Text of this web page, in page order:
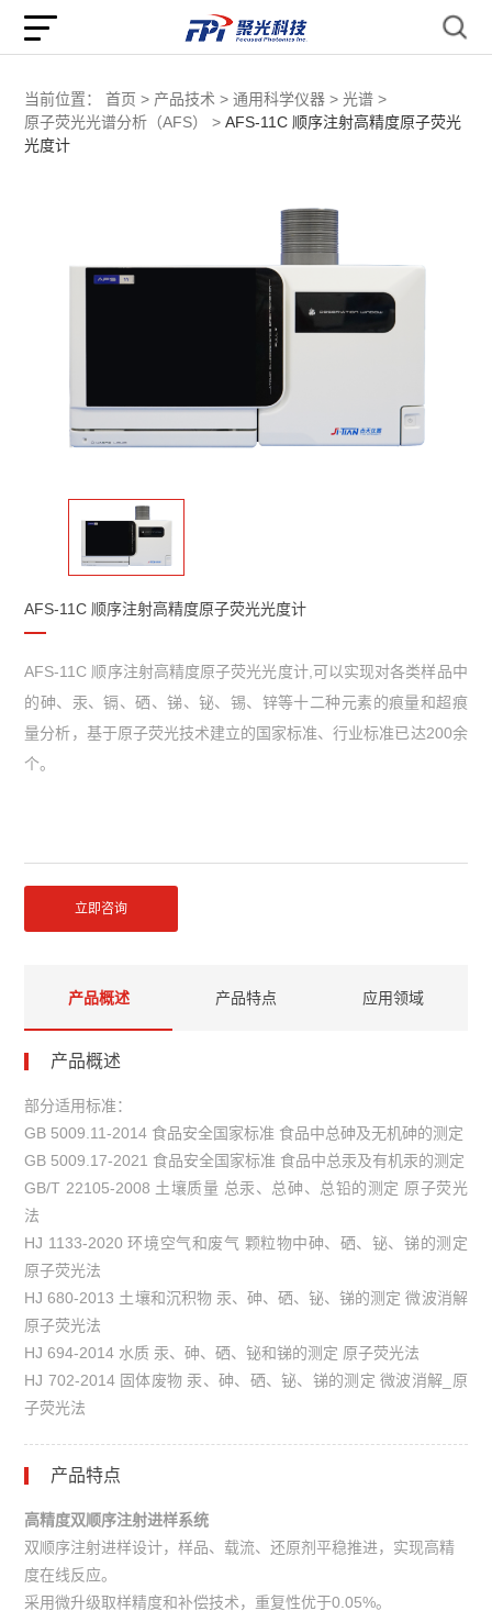
当前位置： 首页 > 产品技术 > 通用科学仪器 > 光谱 >
原子荧光光谱分析（AFS） > AFS-11C 顺序注射高精度原子荧光
光度计
AFS-11C 顺序注射高精度原子荧光光度计
AFS-11C 顺序注射高精度原子荧光光度计,可以实现对各类样品中
的砷、汞、镉、硒、锑、铋、锡、锌等十二种元素的痕量和超痕
量分析，基于原子荧光技术建立的国家标准、行业标准已达200余
个。
立即咨询
产品概述 产品特点 应用领域
产品概述
部分适用标准：
GB 5009.11-2014 食品安全国家标准 食品中总砷及无机砷的测定
GB 5009.17-2021 食品安全国家标准 食品中总汞及有机汞的测定
GB/T 22105-2008 土壤质量 总汞、总砷、总铅的测定 原子荧光
法
HJ 1133-2020 环境空气和废气 颗粒物中砷、硒、铋、锑的测定
原子荧光法
HJ 680-2013 土壤和沉积物 汞、砷、硒、铋、锑的测定 微波消解
原子荧光法
HJ 694-2014 水质 汞、砷、硒、铋和锑的测定 原子荧光法
HJ 702-2014 固体废物 汞、砷、硒、铋、锑的测定 微波消解_原
子荧光法
产品特点
高精度双顺序注射进样系统
双顺序注射进样设计，样品、载流、还原剂平稳推进，实现高精
度在线反应。
采用微升级取样精度和补偿技术，重复性优于0.05%。